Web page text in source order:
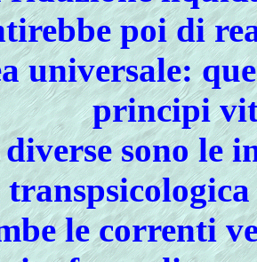
poi di
universale:
principi
sono le
le correnti